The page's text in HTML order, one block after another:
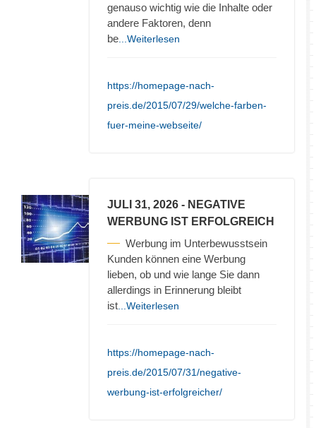
genauso wichtig wie die Inhalte oder
andere Faktoren, denn
be ...Weiterlesen
https://homepage-nach-
preis.de/2015/07/29/welche-farben-
fuer-meine-webseite/
JULI 31, 2026 - NEGATIVE
WERBUNG IST ERFOLGREICH
Werbung im Unterbewusstsein
Kunden können eine Werbung
lieben, ob und wie lange Sie dann
allerdings in Erinnerung bleibt
ist ...Weiterlesen
https://homepage-nach-
preis.de/2015/07/31/negative-
werbung-ist-erfolgreicher/